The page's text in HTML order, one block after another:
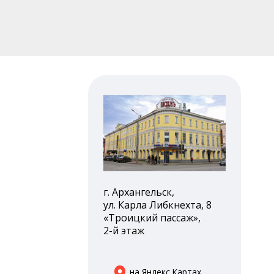
г. Архангельск,
ул. Карла Либкнехта, 8
«Троицкий пассаж»,
2-й этаж